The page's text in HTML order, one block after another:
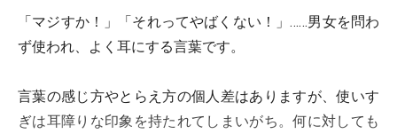
「マジすか！」「それってやばくない！」……男女を問わ
ず使われ、よく耳にする言葉です。
言葉の感じ方やとらえ方の個人差はありますが、使いす
ぎは耳障りな印象を持たれてしまいがち。何に対しても